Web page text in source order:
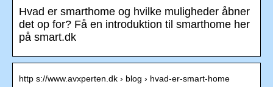
Hvad er smarthome og hvilke muligheder åbner
det op for? Få en introduktion til smarthome her
på smart.dk
http s://www.avxperten.dk › blog › hvad-er-smart-home